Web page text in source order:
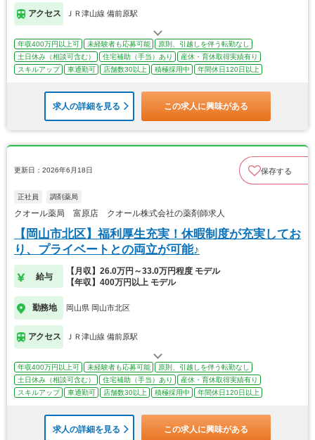
アクセス ＪＲ津山線 備前原駅
年収400万円以上可 未経験者も応募可能
原則、引越しを伴う転勤なし
土日休み（相談可含む）
住宅補助（手当）あり
産休・育休取得実績有り
スキルアップ
車通勤可 店舗数30以上 積極採用中 年間休日120日以上
求人の詳細を見る この求人に興味がある
更新日：2026年6月18日 保存する
正社員 調剤薬局
クオール薬局 富原店 クオール株式会社の薬剤師求人
【岡山市北区】福利厚生充実！休暇制度が充実してお
り、プライベートとの両立が可能♪
給与
【月収】26.0万円～33.0万円程度 モデル
【年収】400万円以上 モデル
勤務地 岡山県 岡山市北区
アクセス ＪＲ津山線 備前原駅
年収400万円以上可 未経験者も応募可能
原則、引越しを伴う転勤なし
土日休み（相談可含む）
住宅補助（手当）あり
産休・育休取得実績有り
スキルアップ
車通勤可 店舗数30以上 積極採用中 年間休日120日以上
求人の詳細を見る この求人に興味がある